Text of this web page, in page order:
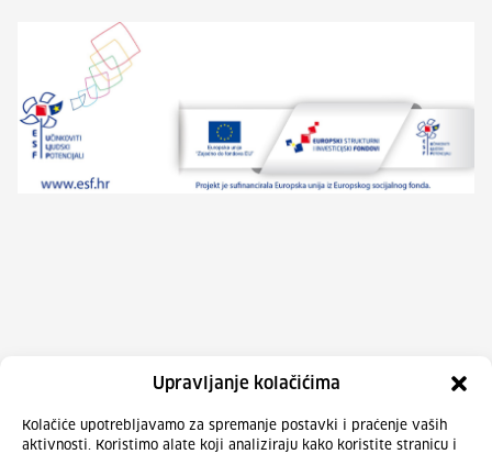
Upravljanje kolačićima
Kolačiće upotrebljavamo za spremanje postavki i praćenje vaših
aktivnosti. Koristimo alate koji analiziraju kako koristite stranicu i